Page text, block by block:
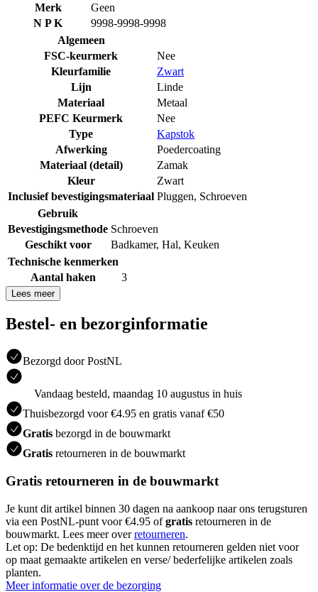
Merk
Geen
N P K
9998-9998-9998
Algemeen
FSC-keurmerk
Nee
Kleurfamilie
Zwart
Lijn
Linde
Materiaal
Metaal
PEFC Keurmerk
Nee
Type
Kapstok
Afwerking
Poedercoating
Materiaal (detail)
Zamak
Kleur
Zwart
Inclusief bevestigingsmateriaal Pluggen, Schroeven
Gebruik
Bevestigingsmethode Schroeven
Geschikt voor
Badkamer, Hal, Keuken
Technische kenmerken
Aantal haken
3
Lees meer
Bestel- en bezorginformatie
Bezorgd door PostNL
Vandaag besteld, maandag 10 augustus in huis
Thuisbezorgd voor €4.95 en gratis vanaf €50
Gratis bezorgd in de bouwmarkt
Gratis retourneren in de bouwmarkt
Gratis retourneren in de bouwmarkt
Je kunt dit artikel binnen 30 dagen na aankoop naar ons terugsturen
via een PostNL-punt voor €4.95 ofgratis retourneren in de
bouwmarkt. Lees meer overretourneren.
Let op: De bedenktijd en het kunnen retourneren gelden niet voor
op maat gemaakte artikelen en verse/ bederfelijke artikelen zoals
planten.
Meer informatie over de bezorging